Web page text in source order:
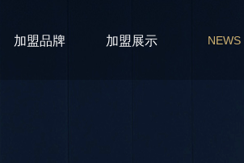
加盟品牌 加盟展示 NEWS